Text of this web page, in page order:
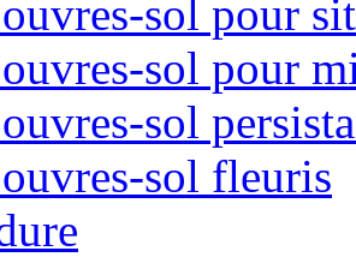
sol pour
sol pour
sol
sol fleuris